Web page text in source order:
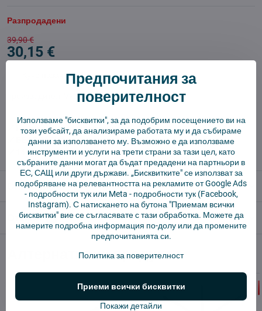
Разпродадени
39,90 €
30,15 €
Доставки
Vysajto.sk
✅ Готов за изпращане веднага
✅ БЕЗПЛАТНА доставка над 55 EUR.
✅ 14 дни политика за връщане
Описание
Отзиви 0
Алтернативни продукти
Предпочитания за
поверителност
Използваме "бисквитки", за да подобрим посещението ви на
този уебсайт, да анализираме работата му и да събираме
данни за използването му. Възможно е да използваме
инструменти и услуги на трети страни за тази цел, като
събраните данни могат да бъдат предадени на партньори в
ЕС, САЩ или други държави. „Бисквитките" се използват за
подобряване на релевантността на рекламите от Google Ads
- подробности тукили Meta - подробности тук(Facebook,
Instagram). С натискането на бутона "Приемам всички
бисквитки" вие се съгласявате с тази обработка. Можете да
намерите подробна информация по-долу или да промените
предпочитанията си.
Политика за поверителност
Покажи детайли
Приеми всички бисквитки